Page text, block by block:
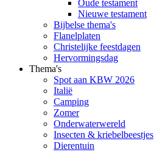
Oude testament
Nieuwe testament
Bijbelse thema's
Flanelplaten
Christelijke feestdagen
Hervormingsdag
Thema's
Spot aan KBW 2026
Italië
Camping
Zomer
Onderwaterwereld
Insecten & kriebelbeestjes
Dierentuin